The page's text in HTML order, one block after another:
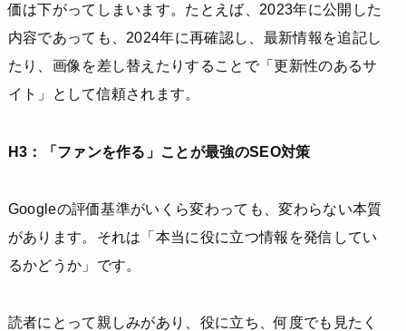
価は下がってしまいます。たとえば、2023年に公開した
内容であっても、2024年に再確認し、最新情報を追記し
たり、画像を差し替えたりすることで「更新性のあるサ
イト」として信頼されます。
H3：「ファンを作る」ことが最強のSEO対策
Googleの評価基準がいくら変わっても、変わらない本質
があります。それは「本当に役に立つ情報を発信してい
るかどうか」です。
読者にとって親しみがあり、役に立ち、何度でも見たく